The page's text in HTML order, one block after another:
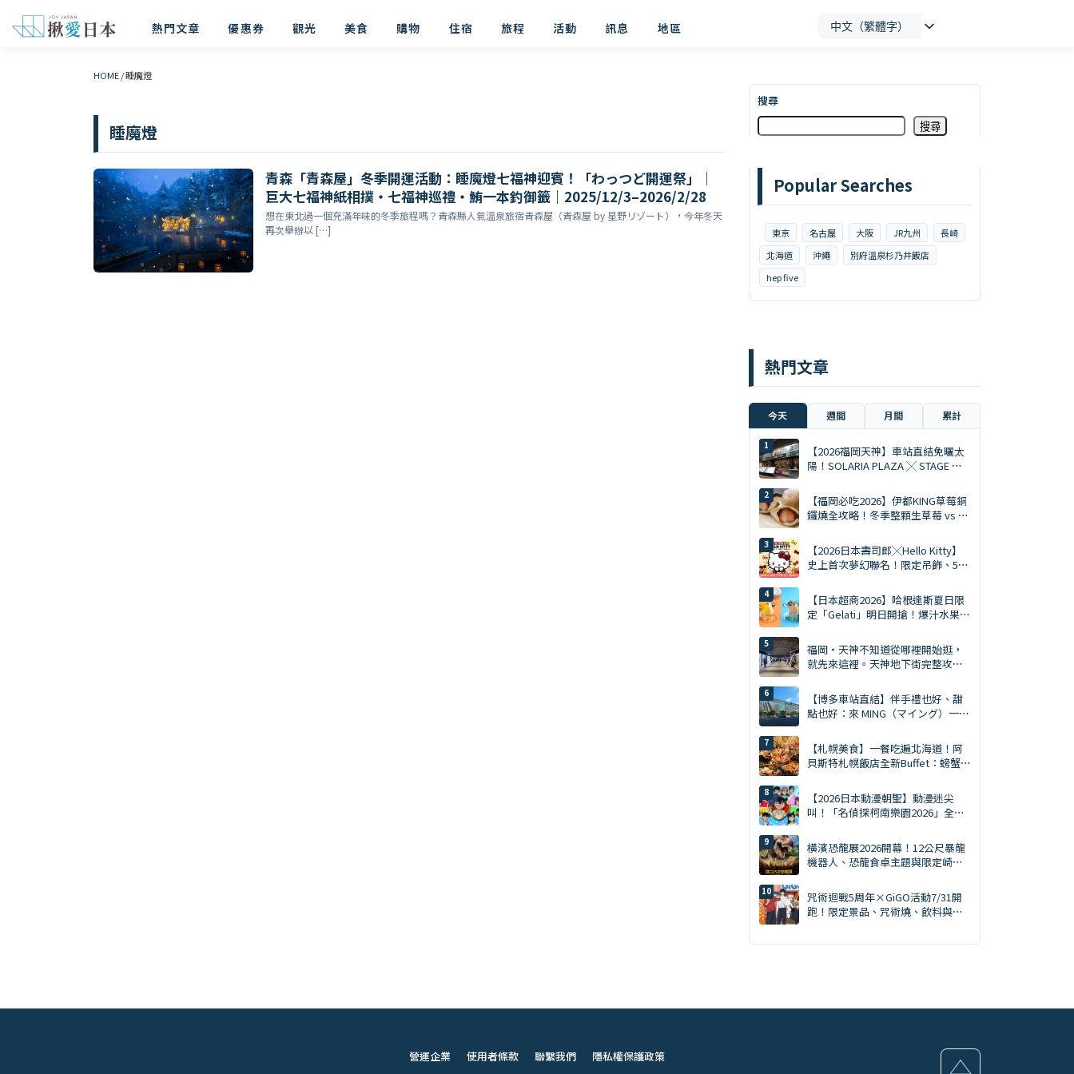
熱門文章 優惠券 觀光 美食 購物 住宿 旅程 活動 訊息 地區 中文（繁體字）
HOME/睡魔燈
睡魔燈
青森「青森屋」冬季開運活動：睡魔燈七福神迎賓！「わっつど開運祭」｜
巨大七福神紙相撲・七福神巡禮・鮪一本釣御籤｜2025/12/3–2026/2/28
想在東北過一個充滿年味的冬季旅程嗎？青森縣人氣溫泉旅宿青森屋（青森屋 by 星野リゾート），今年冬天
再次舉辦以 […]
搜尋
搜尋
Popular Searches
東京 名古屋 大阪 JR九州
長崎
北海道
沖繩
別府溫泉杉乃井飯店
hep five
熱門文章
今天 週間 月間 累計
【2026福岡天神】車站直結免曬太
陽！SOLARIA PLAZA ╳ STAGE 必
【福岡必吃2026】伊都KING草莓銅
鑼燒全攻略！冬季整顆生草莓 vs 夏
【2026日本壽司郎╳Hello Kitty】
史上首次夢幻聯名！限定吊飾、5%
【日本超商2026】哈根達斯夏日限
定「Gelati」明日開搶！爆汁水果、
福岡・天神不知道從哪裡開始逛，
就先來這裡。天神地下街完整攻略
【博多車站直結】伴手禮也好、甜
點也好：來 MING（マイング）一次
（2026年版）
【札幌美食】一餐吃遍北海道！阿
貝斯特札幌飯店全新Buffet：螃蟹
湯咖哩
【2026日本動漫朝聖】動漫迷尖
叫！「名偵探柯南樂園2026」全日
色拍照會、交通預約懶人包
橫濱恐龍展2026開幕！12公尺暴龍
機器人、恐龍食卓主題與限定崎陽
咒術迴戰5周年×GiGO活動7/31開
跑！限定景品、咒術燒、飲料與快
營運企業 使用者條款 聯繫我們 隱私權保護政策